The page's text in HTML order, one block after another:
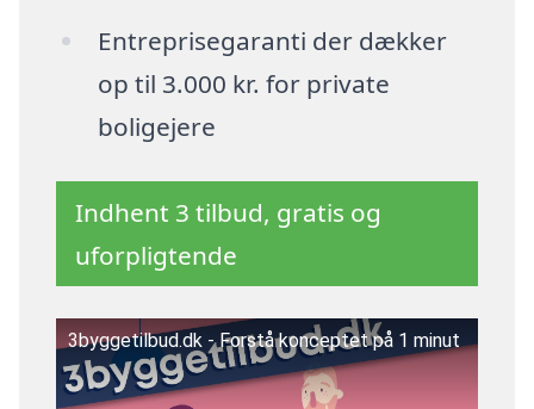
Entreprisegaranti der dækker
op til 3.000 kr. for private
boligejere
Indhent 3 tilbud, gratis og
uforpligtende
3byggetilbud.dk - Forstå konceptet på 1 minut